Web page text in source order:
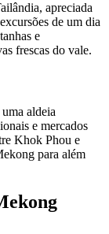
apreciada
de um dia
e
frescas do vale.
uma aldeia
e mercados
Khok Phou e
para além